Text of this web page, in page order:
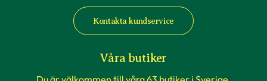
Kontakta kundservice
Våra butiker